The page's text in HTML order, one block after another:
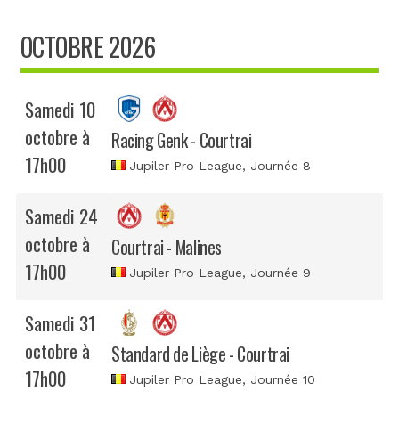
OCTOBRE 2026
Samedi 10
octobre à
17h00
Racing Genk - Courtrai
Jupiler Pro League, Journée 8
Samedi 24
octobre à
17h00
Courtrai - Malines
Jupiler Pro League, Journée 9
Samedi 31
octobre à
17h00
Standard de Liège - Courtrai
Jupiler Pro League, Journée 10